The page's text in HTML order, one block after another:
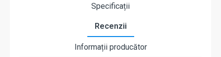
Specificații
Recenzii
Informații producător